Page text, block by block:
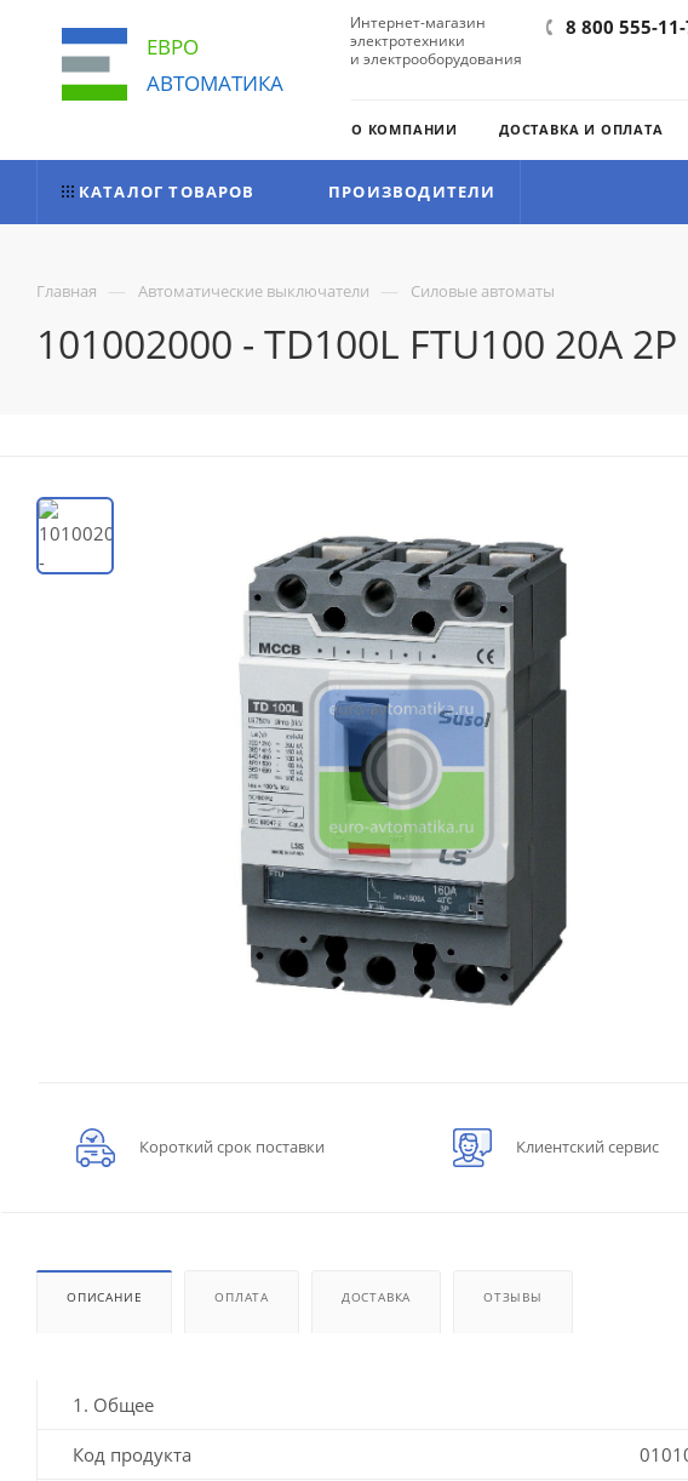
ЕВРО
АВТОМАТИКА
Интернет-магазин
электротехники
и электрооборудования
8 800 555-
О КОМПАНИИ ДОСТАВКА И ОПЛАТА
КАТАЛОГ ТОВАРОВ ПРОИЗВОДИТЕЛИ
Главная — Автоматические выключатели — Силовые автоматы
101002000 - TD100L FTU100 20A
Короткий срок поставки Клиентский сервис
ОПИСАНИЕ ОПЛАТА ДОСТАВКА ОТЗЫВЫ
1. Общее
Код продукта